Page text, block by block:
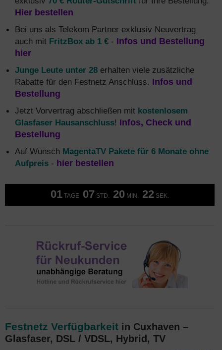
Hier bestellen
Bei uns als Telekom Partner exklusiv Neuvertrag
auch mit FritzBox ab 1 € - Infos und Bestellung
hier
Junge Leute unter 28 erhalten viele zusätzliche
Rabatte für den Festnetz Anschluss. Infos und
Bestellung
Jetzt Vorvertrag abschließen mit kostenlosem
Glasfaser Hausanschluss! Infos, Check und
Bestellung
Auf Wunsch MagentaTV Pakete für 6 Monate ohne
Aufpreis - hier bestellen
01 TAGE 07 STD. 20 MIN. 21 SEK.
Festnetz Verfügbarkeit in Cuxhaven –
Glasfaser, DSL / VDSL, Hybrid, TV